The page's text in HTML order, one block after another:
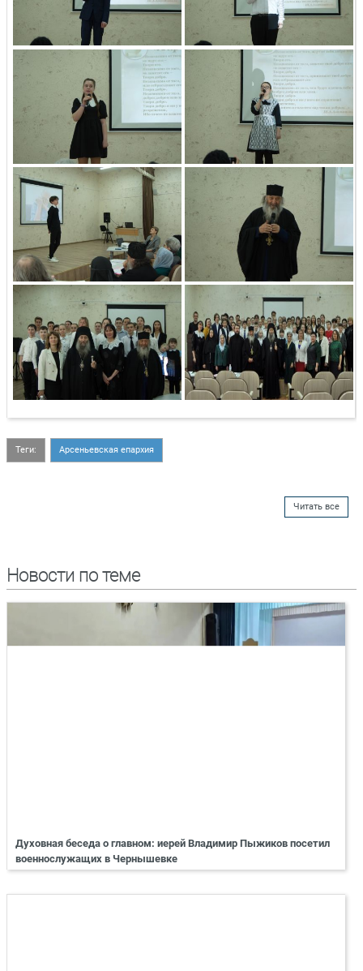
Теги: Арсеньевская епархия
Читать все
Новости по теме
Духовная беседа о главном: иерей Владимир Пыжиков посетил
военнослужащих в Чернышевке